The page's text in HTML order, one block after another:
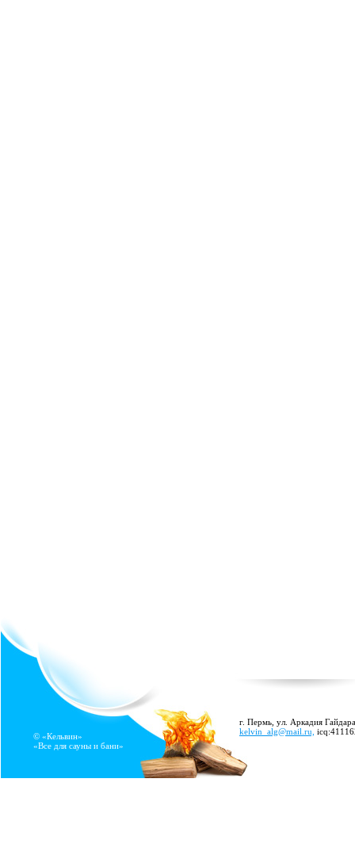
© «Кельвин»
«Все для сауны и бани»
г. Пермь, ул. Аркадия
kelvin_alg@mail.ru,